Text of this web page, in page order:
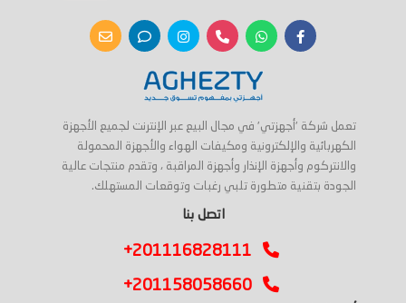
تعمل شركة 'أجهزتي' في مجال البيع عبر الإنترنت لجميع الأجهزة
الكهربائية والإلكترونية ومكيفات الهواء والأجهزة المحمولة
والانتركوم وأجهزة الإنذار وأجهزة المراقبة ، وتقدم منتجات عالية
الجودة بتقنية متطورة تلبي رغبات وتوقعات المستهلك.
اتصل بنا
+201116828111
+201158058660